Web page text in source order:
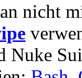
nicht
Nuke